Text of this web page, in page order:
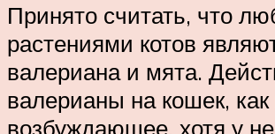
Принято считать, что
растениями котов
валериана и мята.
валерианы на кошек,
возбуждающее, хотя у